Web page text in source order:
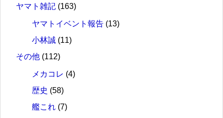
ヤマト雑記 (163)
ヤマトイベント報告 (13)
小林誠 (11)
その他 (112)
メカコレ (4)
歴史 (58)
艦これ (7)